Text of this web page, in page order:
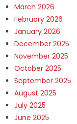
March 2026
February 2026
January 2026
December 2025
November 2025
October 2025
September 2025
August 2025
July 2025
June 2025